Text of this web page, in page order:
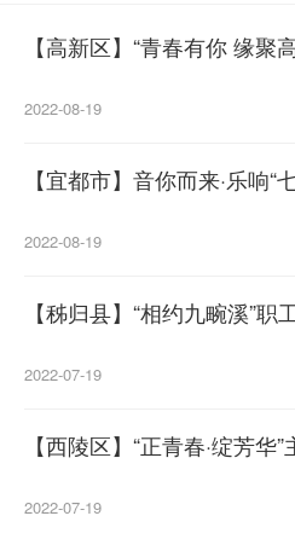
【高新区】“青春有你 缘聚
2022-08-19
【宜都市】音你而来·乐响“
2022-08-19
【秭归县】“相约九畹溪”职
2022-07-19
【西陵区】“正青春·绽芳华
2022-07-19